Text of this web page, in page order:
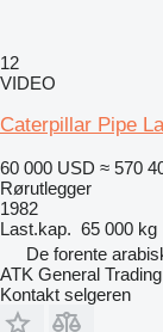
12
VIDEO
Caterpillar Pipe
60 000 USD ≈ 570
Rørutlegger
1982
Last.kap. 65 000 kg
De forente
ATK General Trading
Kontakt selgeren